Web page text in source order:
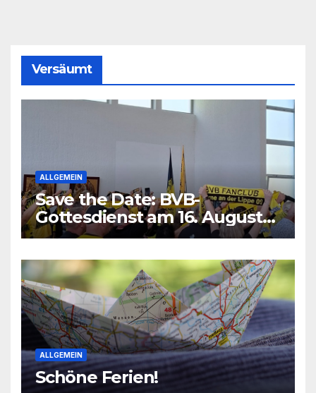
Versäumt
ALLGEMEIN
Save the Date: BVB-
Gottesdienst am 16. August
2026
ALLGEMEIN
Schöne Ferien!